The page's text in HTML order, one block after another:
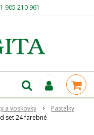
905 210 961
a voskovky
Pastelky
set 24 farebné